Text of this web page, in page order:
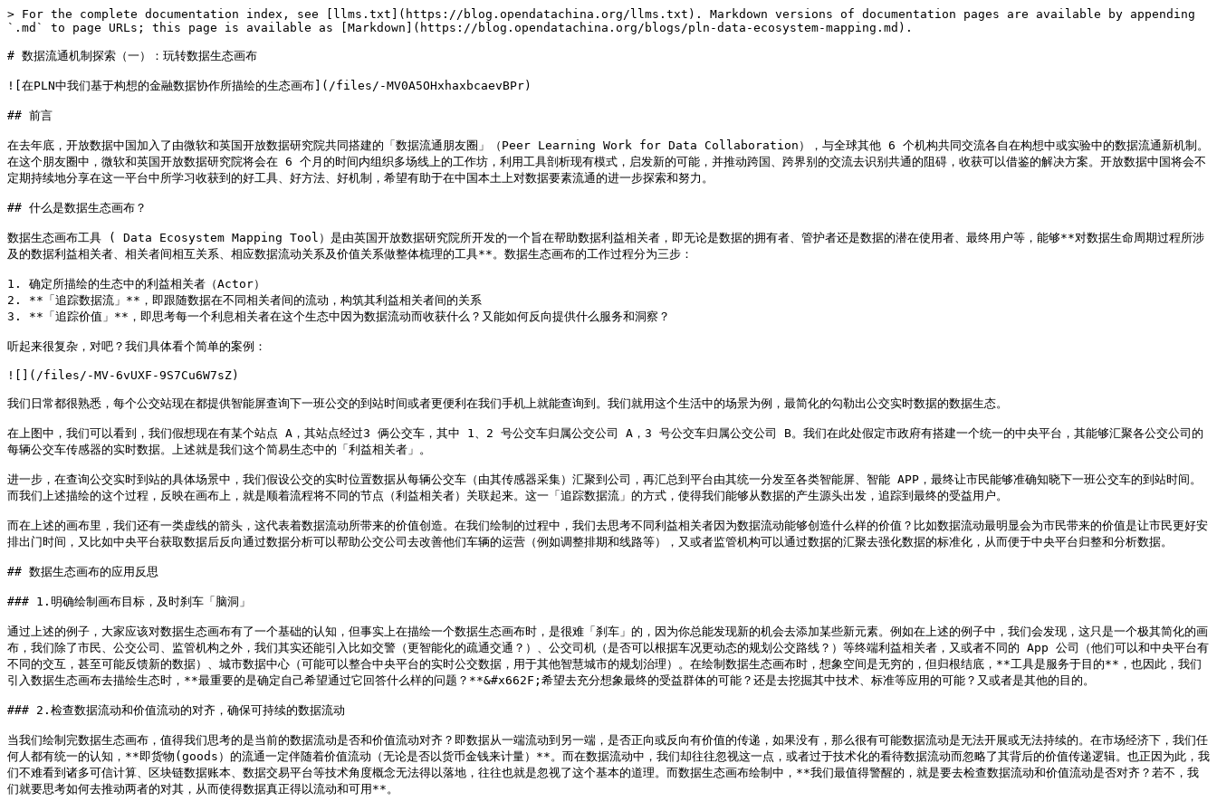
> For the complete documentation index, see [llms.txt](https://blog.opendatachina.org/llms.txt). Markdown versions of documentation pages are available by appending
`.md` to page URLs; this page is available as [Markdown](https://blog.opendatachina.org/blogs/pln-data-ecosystem-mapping.md).
# 数据流通机制探索（一）：玩转数据生态画布
![在PLN中我们基于构想的金融数据协作所描绘的生态画布](/files/-MV0A5OHxhaxbcaevBPr)
## 前言
在去年底，开放数据中国加入了由微软和英国开放数据研究院共同搭建的「数据流通朋友圈」（Peer Learning Work for Data Collaboration），与全球其他 6 个机构共同交流各自在构想中或实验中的数据流通新机制。
在这个朋友圈中，微软和英国开放数据研究院将会在 6 个月的时间内组织多场线上的工作坊，利用工具剖析现有模式，启发新的可能，并推动跨国、跨界别的交流去识别共通的阻碍，收获可以借鉴的解决方案。开放数据中国将会不
定期持续地分享在这一平台中所学习收获到的好工具、好方法、好机制，希望有助于在中国本土上对数据要素流通的进一步探索和努力。
## 什么是数据生态画布？
数据生态画布工具 ( Data Ecosystem Mapping Tool）是由英国开放数据研究院所开发的一个旨在帮助数据利益相关者，即无论是数据的拥有者、管护者还是数据的潜在使用者、最终用户等，能够**对数据生命周期过程所涉
及的数据利益相关者、相关者间相互关系、相应数据流动关系及价值关系做整体梳理的工具**。数据生态画布的工作过程分为三步：
1. 确定所描绘的生态中的利益相关者（Actor）
2. **「追踪数据流」**，即跟随数据在不同相关者间的流动，构筑其利益相关者间的关系
3. **「追踪价值」**，即思考每一个利息相关者在这个生态中因为数据流动而收获什么？又能如何反向提供什么服务和洞察？
听起来很复杂，对吧？我们具体看个简单的案例：
![](/files/-MV-6vUXF-9S7Cu6W7sZ)
我们日常都很熟悉，每个公交站现在都提供智能屏查询下一班公交的到站时间或者更便利在我们手机上就能查询到。我们就用这个生活中的场景为例，最简化的勾勒出公交实时数据的数据生态。
在上图中，我们可以看到，我们假想现在有某个站点 A，其站点经过3 俩公交车，其中 1、2 号公交车归属公交公司 A，3 号公交车归属公交公司 B。我们在此处假定市政府有搭建一个统一的中央平台，其能够汇聚各公交公司的
每辆公交车传感器的实时数据。上述就是我们这个简易生态中的「利益相关者」。
进一步，在查询公交实时到站的具体场景中，我们假设公交的实时位置数据从每辆公交车（由其传感器采集）汇聚到公司，再汇总到平台由其统一分发至各类智能屏、智能 APP，最终让市民能够准确知晓下一班公交车的到站时间。
而我们上述描绘的这个过程，反映在画布上，就是顺着流程将不同的节点（利益相关者）关联起来。这一「追踪数据流」的方式，使得我们能够从数据的产生源头出发，追踪到最终的受益用户。
而在上述的画布里，我们还有一类虚线的箭头，这代表着数据流动所带来的价值创造。在我们绘制的过程中，我们去思考不同利益相关者因为数据流动能够创造什么样的价值？比如数据流动最明显会为市民带来的价值是让市民更好安
排出门时间，又比如中央平台获取数据后反向通过数据分析可以帮助公交公司去改善他们车辆的运营（例如调整排期和线路等），又或者监管机构可以通过数据的汇聚去强化数据的标准化，从而便于中央平台归整和分析数据。
## 数据生态画布的应用反思
### 1.明确绘制画布目标，及时刹车「脑洞」
通过上述的例子，大家应该对数据生态画布有了一个基础的认知，但事实上在描绘一个数据生态画布时，是很难「刹车」的，因为你总能发现新的机会去添加某些新元素。例如在上述的例子中，我们会发现，这只是一个极其简化的画
布，我们除了市民、公交公司、监管机构之外，我们其实还能引入比如交警（更智能化的疏通交通？）、公交司机（是否可以根据车况更动态的规划公交路线？）等终端利益相关者，又或者不同的 App 公司（他们可以和中央平台有
不同的交互，甚至可能反馈新的数据）、城市数据中心（可能可以整合中央平台的实时公交数据，用于其他智慧城市的规划治理）。在绘制数据生态画布时，想象空间是无穷的，但归根结底，**工具是服务于目的**，也因此，我们
引入数据生态画布去描绘生态时，**最重要的是确定自己希望通过它回答什么样的问题？**&#x662F;希望去充分想象最终的受益群体的可能？还是去挖掘其中技术、标准等应用的可能？又或者是其他的目的。
### 2.检查数据流动和价值流动的对齐，确保可持续的数据流动
当我们绘制完数据生态画布，值得我们思考的是当前的数据流动是否和价值流动对齐？即数据从一端流动到另一端，是否正向或反向有价值的传递，如果没有，那么很有可能数据流动是无法开展或无法持续的。在市场经济下，我们任
何人都有统一的认知，**即货物(goods）的流通一定伴随着价值流动（无论是否以货币金钱来计量）**。而在数据流动中，我们却往往忽视这一点，或者过于技术化的看待数据流动而忽略了其背后的价值传递逻辑。也正因为此，我
们不难看到诸多可信计算、区块链数据账本、数据交易平台等技术角度概念无法得以落地，往往也就是忽视了这个基本的道理。而数据生态画布绘制中，**我们最值得警醒的，就是要去检查数据流动和价值流动是否对齐？若不，我
们就要思考如何去推动两者的对其，从而使得数据真正得以流动和可用**。